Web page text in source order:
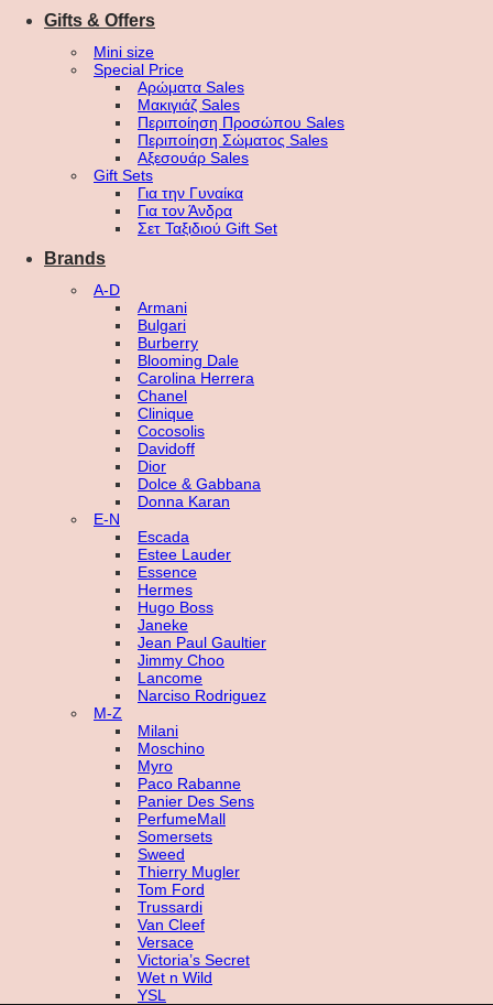
Gifts & Offers
Mini size
Special Price
Αρώματα Sales
Μακιγιάζ Sales
Περιποίηση Προσώπου Sales
Περιποίηση Σώματος Sales
Αξεσουάρ Sales
Gift Sets
Για την Γυναίκα
Για τον Άνδρα
Σετ Ταξιδιού Gift Set
Brands
A-D
Armani
Bulgari
Burberry
Blooming Dale
Carolina Herrera
Chanel
Clinique
Cocosolis
Davidoff
Dior
Dolce & Gabbana
Donna Karan
E-N
Escada
Estee Lauder
Essence
Hermes
Hugo Boss
Janeke
Jean Paul Gaultier
Jimmy Choo
Lancome
Narciso Rodriguez
M-Z
Milani
Moschino
Myro
Paco Rabanne
Panier Des Sens
PerfumeMall
Somersets
Sweed
Thierry Mugler
Tom Ford
Trussardi
Van Cleef
Versace
Victoria’s Secret
Wet n Wild
YSL